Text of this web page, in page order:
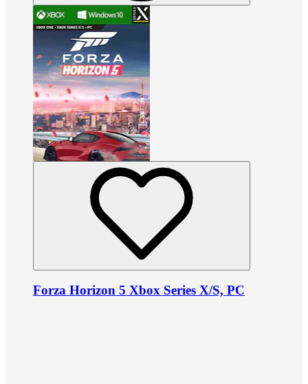
Forza Horizon 5 Xbox Series X/S, PC